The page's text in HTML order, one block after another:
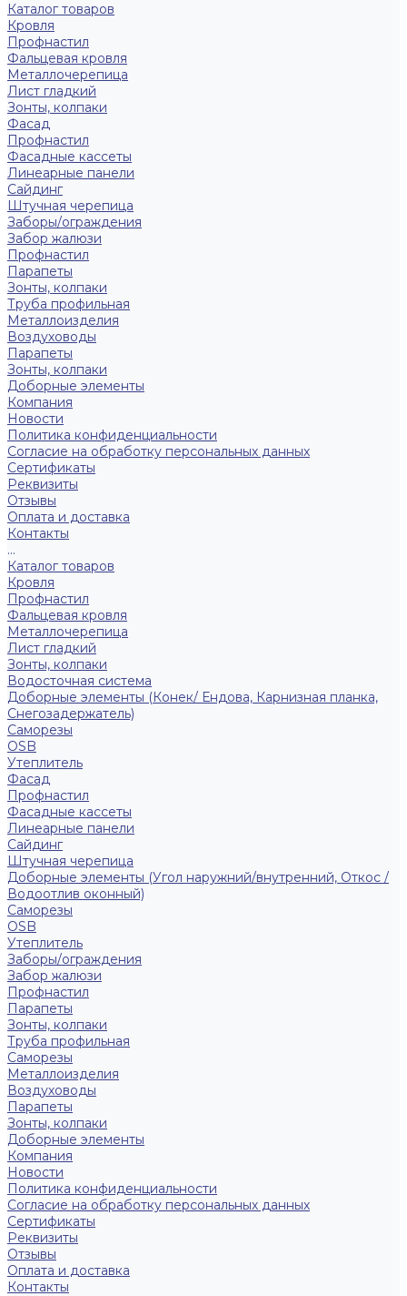
Каталог товаров
Кровля
Профнастил
Фальцевая кровля
Металлочерепица
Лист гладкий
Зонты, колпаки
Фасад
Профнастил
Фасадные кассеты
Линеарные панели
Сайдинг
Штучная черепица
Заборы/ограждения
Забор жалюзи
Профнастил
Парапеты
Зонты, колпаки
Труба профильная
Металлоизделия
Воздуховоды
Парапеты
Зонты, колпаки
Доборные элементы
Компания
Новости
Политика конфиденциальности
Согласие на обработку персональных данных
Сертификаты
Реквизиты
Отзывы
Оплата и доставка
Контакты
...
Каталог товаров
Кровля
Профнастил
Фальцевая кровля
Металлочерепица
Лист гладкий
Зонты, колпаки
Водосточная система
Доборные элементы (Конек/ Ендова, Карнизная планка,
Снегозадержатель)
Саморезы
ОSB
Утеплитель
Фасад
Профнастил
Фасадные кассеты
Линеарные панели
Сайдинг
Штучная черепица
Доборные элементы (Угол наружний/внутренний, Откос /
Водоотлив оконный)
Саморезы
OSB
Утеплитель
Заборы/ограждения
Забор жалюзи
Профнастил
Парапеты
Зонты, колпаки
Труба профильная
Саморезы
Металлоизделия
Воздуховоды
Парапеты
Зонты, колпаки
Доборные элементы
Компания
Новости
Политика конфиденциальности
Согласие на обработку персональных данных
Сертификаты
Реквизиты
Отзывы
Оплата и доставка
Контакты